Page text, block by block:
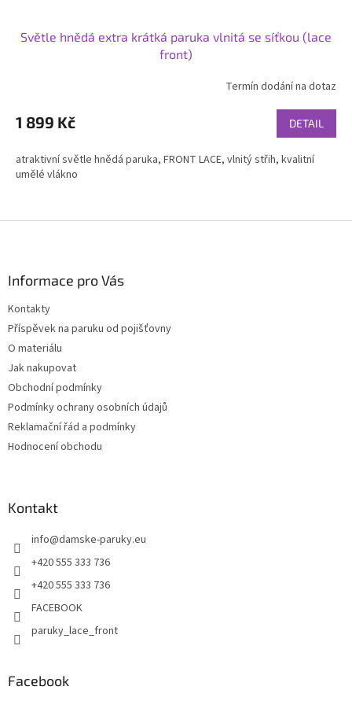
Světle hnědá extra krátká paruka vlnitá se síťkou (lace
front)
Termín dodání na dotaz
1 899 Kč DETAIL
atraktivní světle hnědá paruka, FRONT LACE, vlnitý střih, kvalitní
umělé vlákno
Informace pro Vás
Kontakty
Příspěvek na paruku od pojišťovny
O materiálu
Jak nakupovat
Obchodní podmínky
Podmínky ochrany osobních údajů
Reklamační řád a podmínky
Hodnocení obchodu
Kontakt
info@damske-paruky.eu
+420 555 333 736
+420 555 333 736
FACEBOOK
paruky_lace_front
Facebook